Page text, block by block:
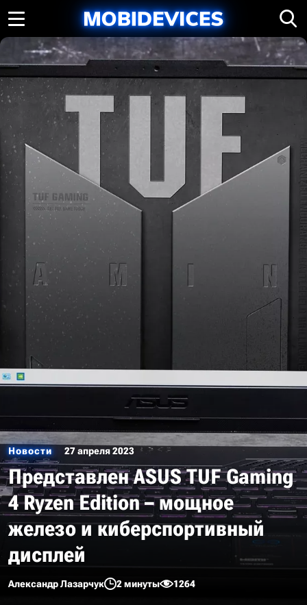
Новости 27 апреля 2023
Представлен ASUS TUF Gaming
4 Ryzen Edition – мощное
железо и киберспортивный
дисплей
Александр Лазарчук 2 минуты 1264